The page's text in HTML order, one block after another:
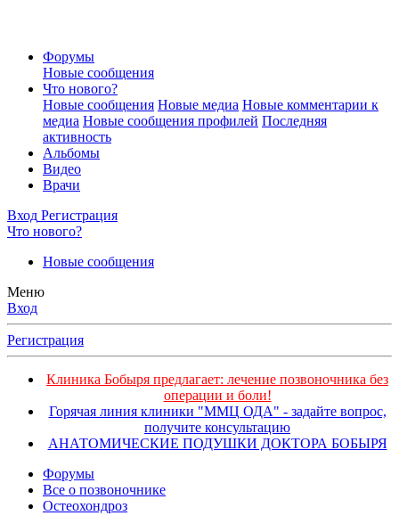
Форумы
Новые сообщения
Что нового?
Новые сообщения Новые медиа Новые комментарии к
медиа Новые сообщения профилей Последняя
активность
Альбомы
Видео
Врачи
Вход Регистрация
Что нового?
Новые сообщения
Меню
Вход
Регистрация
Клиника Бобыря предлагает: лечение позвоночника без
операции и боли!
Горячая линия клиники "ММЦ ОДА" - задайте вопрос,
получите консультацию
АНАТОМИЧЕСКИЕ ПОДУШКИ ДОКТОРА БОБЫРЯ
Форумы
Все о позвоночнике
Остеохондроз